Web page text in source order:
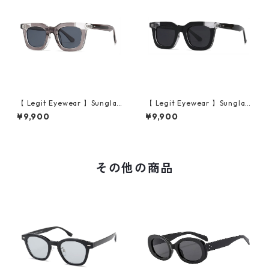
【 Legit Eyewear 】Sunglas
ses Konoe (Clear Grey/Gre
y)
¥9,900
【 Legit Eyewear 】Sunglas
ses Konoe (Black Clear/Gre
y)
¥9,900
その他の商品